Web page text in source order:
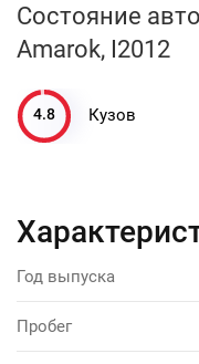
Состояние
Amarok, I2012
4.8 Кузов
Год выпуска
Пробег